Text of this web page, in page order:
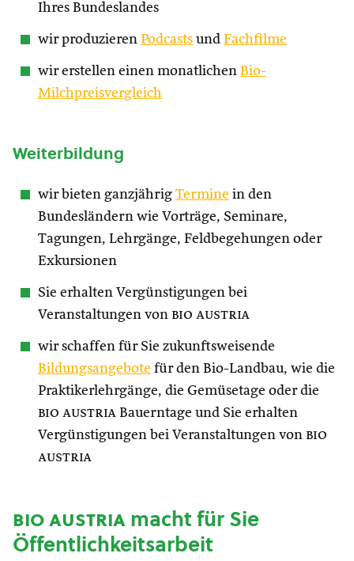
Ihres Bundeslandes
wir produzieren Podcasts und Fachfilme
wir erstellen einen monatlichen Bio-
Milchpreisvergleich
Weiterbildung
wir bieten ganzjährig Termine in den
Bundesländern wie Vorträge, Seminare,
Tagungen, Lehrgänge, Feldbegehungen oder
Exkursionen
Sie erhalten Vergünstigungen bei
Veranstaltungen von bio austria
wir schaffen für Sie zukunftsweisende
Bildungsangebote für den Bio-Landbau, wie die
Praktikerlehrgänge, die Gemüsetage oder die
bio austria Bauerntage und Sie erhalten
Vergünstigungen bei Veranstaltungen von bio
austria
bio austriamacht für Sie
Öffentlichkeitsarbeit